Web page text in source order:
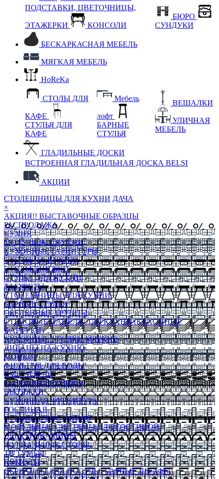
ПОДСТАВКИ, ЦВЕТОЧНИЦЫ,
ЭТАЖЕРКИ КОНСОЛИ
БЮРО
СУНДУКИ
БЕСКАРКАСНАЯ МЕБЕЛЬ
МЯГКАЯ МЕБЕЛЬ
HoReKa
СТОЛЫ ДЛЯ
КАФЕ
СТУЛЬЯ ДЛЯ
КАФЕ
Мебель
лофт
БАРНЫЕ
СТУЛЬЯ
ВЕШАЛКИ
УЛИЧНАЯ
МЕБЕЛЬ
ГЛАДИЛЬНЫЕ ДОСКИ
ВСТРОЕННАЯ ГЛАДИЛЬНАЯ ДОСКА BELSI
АКЦИИ
СТОЛЕШНИЦЫ ДЛЯ КУХНИ ДАЧА
×
АКЦИЯ!! ВЫСТАВОЧНЫЕ ОБРАЗЦЫ
РАСПРОДАЖА
КУХНЯ
МОДУЛЬНЫЕ КУХНИ
КУХОННЫЕ ГАРНИТУРЫ
СТОЛЫ НА КУХНЮ
СТОЛЫ КНИЖКИ
СТУЛЬЯ ДЛЯ КУХНИ
ТАБУРЕТЫ
СТОЛЕШНИЦЫ ДЛЯ КУХНИ
БАРНЫЕ СТУЛЬЯ
ОБЕДЕННЫЕ ГРУППЫ
СТЕНОВЫЕ ПАНЕЛИ ДЛЯ КУХНИ (КУХОННЫЕ
ФАРТУКИ)
КУХОННЫЕ УГОЛКИ МЯГКИЕ
ДИВАНЫ НА КУХНЮ
МОЙКИ
ФИЛЬТРЫ ДЛЯ ВОДЫ
СМЕСИТЕЛИ
БЫТОВАЯ ТЕХНИКА
ВЫТЯЖКИ
КУХОННАЯ ФУРНИТУРА
ГОСТИНАЯ
СТЕНКИ В ГОСТИНУЮ
МОДУЛЬНЫЕ СИСТЕМЫ ДЛЯ ГОСТИНОЙ
ЭЛЕКТРОКАМИНЫ
ЖУРНАЛЬНЫЕ СТОЛЫ
ТВ ТУМБЫ
КОМОДЫ
СЕРВАНТЫ ДЛЯ ПОСУДЫ, БАРНЫЕ ШКАФЫ